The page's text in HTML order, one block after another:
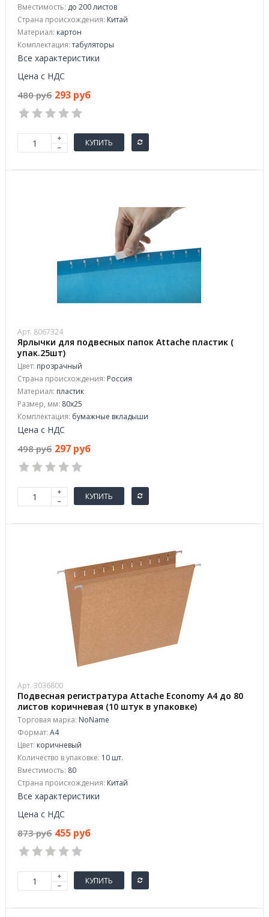
Вместимость: до 200 листов
Страна происхождения: Китай
Материал: картон
Комплектация:табуляторы
Все характеристики
Цена с НДС
480 руб 293 руб
КУПИТЬ
Арт. 8067324
Ярлычки для подвесных папок Attache пластик (
упак.25шт)
Цвет: прозрачный
Страна происхождения: Россия
Материал: пластик
Размер, мм: 80х25
Комплектация: бумажные вкладыши
Цена с НДС
498 руб 297 руб
КУПИТЬ
Арт. 3036800
Подвесная регистратура Attache Economy А4 до 80
листов коричневая (10 штук в упаковке)
Торговая марка: NoName
Формат: A4
Цвет: коричневый
Количество в упаковке: 10 шт.
Вместимость: 80
Страна происхождения: Китай
Все характеристики
Цена с НДС
873 руб 455 руб
КУПИТЬ